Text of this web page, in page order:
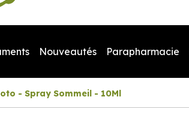
Nouveautés Parapharmacie
- Spray Sommeil - 10Ml